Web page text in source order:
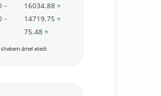
16034.88
14719.75
75.48
ámel etedi